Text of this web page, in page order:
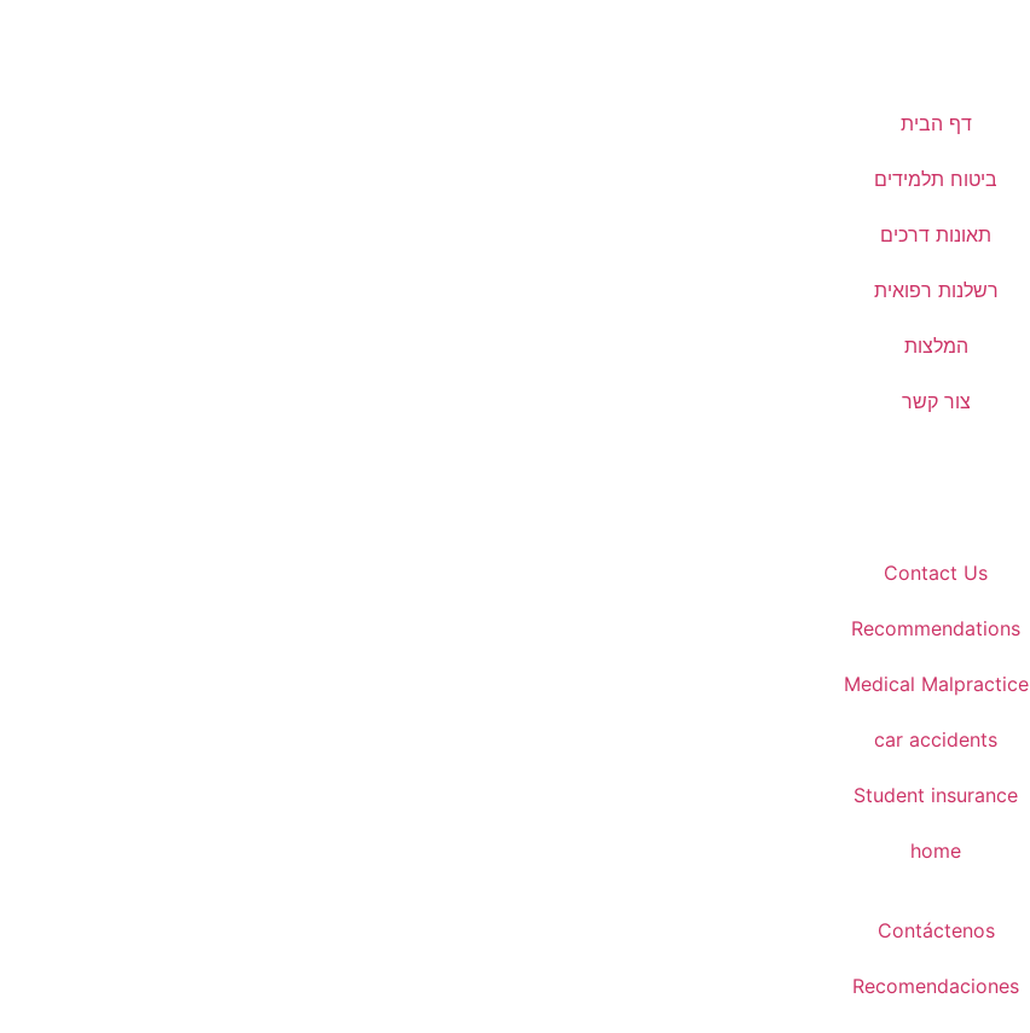
דף הבית
ביטוח תלמידים
תאונות דרכים
רשלנות רפואית
המלצות
צור קשר
Contact Us
Recommendations
Medical Malpractice
car accidents
Student insurance
home
Contáctenos
Recomendaciones